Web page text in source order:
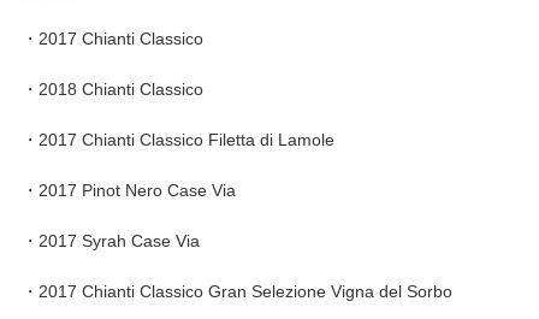
・2017 Chianti Classico
・2018 Chianti Classico
・2017 Chianti Classico Filetta di Lamole
・2017 Pinot Nero Case Via
・2017 Syrah Case Via
・2017 Chianti Classico Gran Selezione Vigna del Sorbo